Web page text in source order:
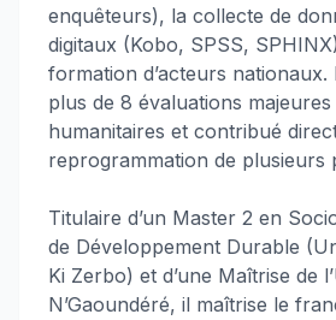
enquêteurs), la collecte de
digitaux (Kobo, SPSS,
formation d’acteurs nationaux.
plus de 8 évaluations
humanitaires et contribué
reprogrammation de plusieurs
Titulaire d’un Master 2 en
de Développement Durable
Ki Zerbo) et d’une Maîtrise de
N’Gaoundéré, il maîtrise le